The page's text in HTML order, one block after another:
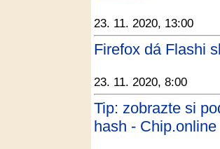
23. 11. 2020, 13:00
Firefox dá Flashi
23. 11. 2020, 8:00
Tip: zobrazte si
hash - Chip.online